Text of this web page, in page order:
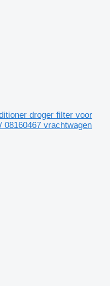
droger filter voor
08160467 vrachtwagen